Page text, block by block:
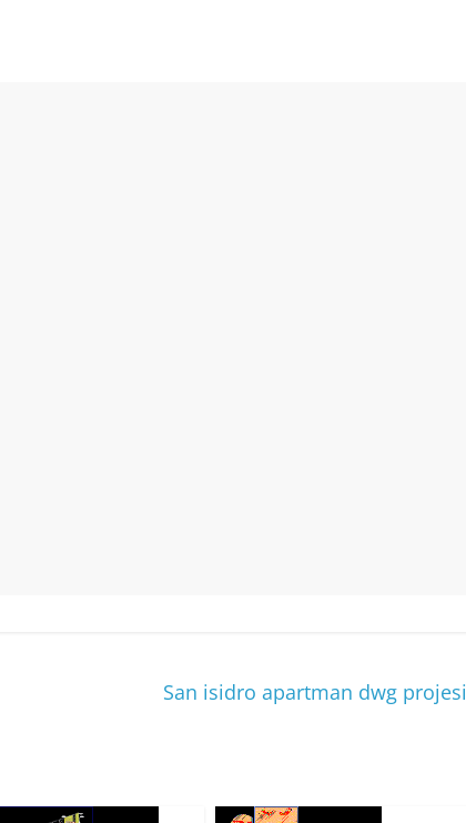
San isidro apartman dwg projesi